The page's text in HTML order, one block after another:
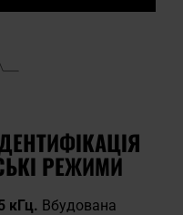
РЕЖИМИ
кГц. Вбудована